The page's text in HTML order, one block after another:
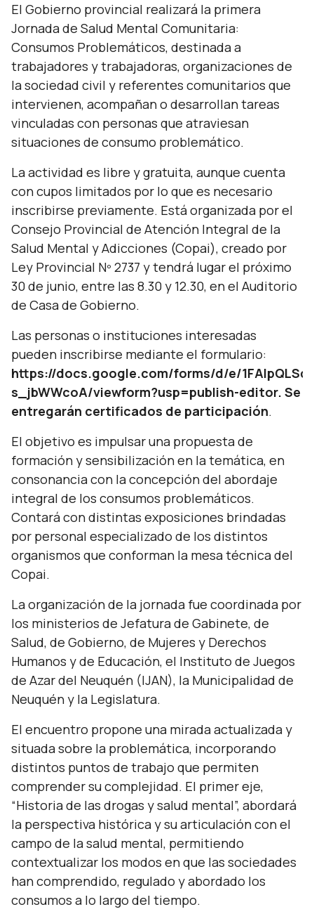
El Gobierno provincial realizará la primera
Jornada de Salud Mental Comunitaria:
Consumos Problemáticos, destinada a
trabajadores y trabajadoras, organizaciones de
la sociedad civil y referentes comunitarios que
intervienen, acompañan o desarrollan tareas
vinculadas con personas que atraviesan
situaciones de consumo problemático.
La actividad es libre y gratuita, aunque cuenta
con cupos limitados por lo que es necesario
inscribirse previamente. Está organizada por el
Consejo Provincial de Atención Integral de la
Salud Mental y Adicciones (Copai), creado por
Ley Provincial Nº 2737 y tendrá lugar el próximo
30 de junio, entre las 8.30 y 12.30, en el Auditorio
de Casa de Gobierno.
Las personas o instituciones interesadas
pueden inscribirse mediante el formulario:
https://docs.google.com/forms/d/e/
s_jbWWcoA/viewform?usp=publish-editor. Se
entregarán certificados de participación.
El objetivo es impulsar una propuesta de
formación y sensibilización en la temática, en
consonancia con la concepción del abordaje
integral de los consumos problemáticos.
Contará con distintas exposiciones brindadas
por personal especializado de los distintos
organismos que conforman la mesa técnica del
Copai.
La organización de la jornada fue coordinada por
los ministerios de Jefatura de Gabinete, de
Salud, de Gobierno, de Mujeres y Derechos
Humanos y de Educación, el Instituto de Juegos
de Azar del Neuquén (IJAN), la Municipalidad de
Neuquén y la Legislatura.
El encuentro propone una mirada actualizada y
situada sobre la problemática, incorporando
distintos puntos de trabajo que permiten
comprender su complejidad. El primer eje,
“Historia de las drogas y salud mental”, abordará
la perspectiva histórica y su articulación con el
campo de la salud mental, permitiendo
contextualizar los modos en que las sociedades
han comprendido, regulado y abordado los
consumos a lo largo del tiempo.